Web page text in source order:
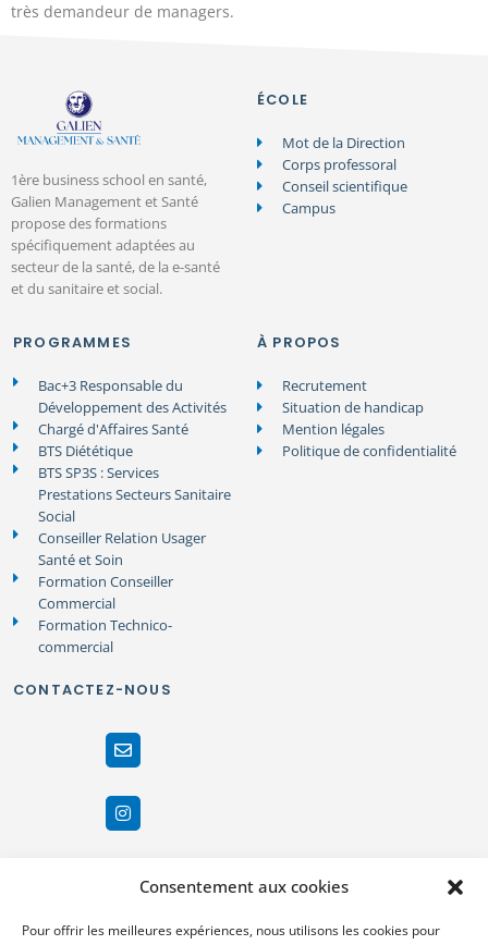
Consentement aux cookies
Pour offrir les meilleures expériences, nous utilisons les cookies pour
très demandeur de managers.
1ère business school en santé,
Galien Management et Santé
propose des formations
spécifiquement adaptées au
secteur de la santé, de la e-santé
et du sanitaire et social.
ÉCOLE
Mot de la Direction
Corps professoral
Conseil scientifique
Campus
PROGRAMMES
Bac+3 Responsable du
Développement des Activités
Chargé d'Affaires Santé
BTS Diététique
BTS SP3S : Services
Prestations Secteurs Sanitaire
Social
Conseiller Relation Usager
Santé et Soin
Formation Conseiller
Commercial
Formation Technico-
commercial
À PROPOS
Recrutement
Situation de handicap
Mention légales
Politique de confidentialité
CONTACTEZ-NOUS